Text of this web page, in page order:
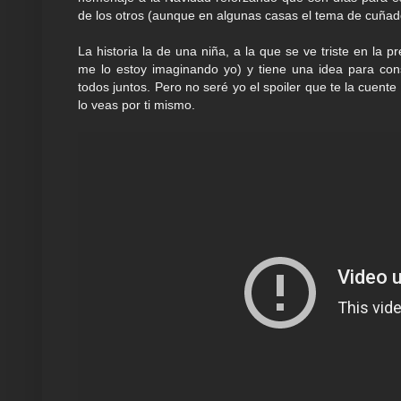
de los otros (aunque en algunas casas el tema de
La historia la de una niña, a la que se ve triste en la
me lo estoy imaginando yo) y tiene una idea para
todos juntos. Pero no seré yo el spoiler que te la
lo veas por ti mismo.